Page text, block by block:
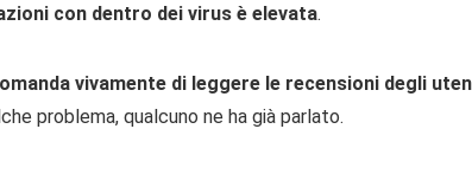
con dentro dei virus è elevata.
vivamente di leggere le recensioni degli
problema, qualcuno ne ha già parlato.